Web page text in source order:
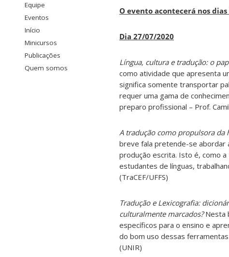
Equipe
Eventos
Início
Minicursos
Publicações
Quem somos
O evento acontecerá nos
Dia 27/07/2020
Língua, cultura e tradução: o
como atividade que apresenta
significa somente transportar
requer uma gama de
preparo profissional – Prof.
A tradução como propulsora da
breve fala pretende-se abordar
produção escrita. Isto é, como
estudantes de línguas,
(TraCEF/UFFS)
Tradução e Lexicografia:
culturalmente marcados?Nesta
específicos para o ensino e
do bom uso dessas
(UNIR)